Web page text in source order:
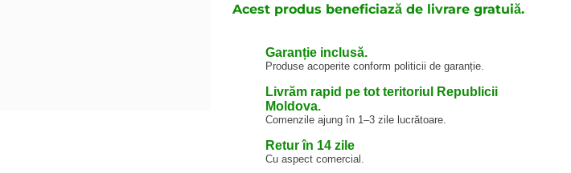
Acest produs beneficiază de livrare gratuiă.
Garanție inclusă.
Produse acoperite conform politicii de garanție.
Livrăm rapid pe tot teritoriul Republicii
Moldova.
Comenzile ajung în 1–3 zile lucrătoare.
Retur în 14 zile
Cu aspect comercial.